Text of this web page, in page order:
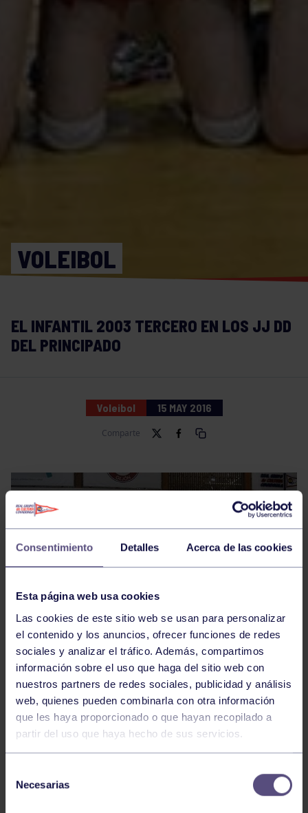
Consentimiento Detalles Acerca de las cookies
Esta página web usa cookies
Las cookies de este sitio web se usan para personalizar
el contenido y los anuncios, ofrecer funciones de redes
sociales y analizar el tráfico. Además, compartimos
información sobre el uso que haga del sitio web con
nuestros partners de redes sociales, publicidad y análisis
web, quienes pueden combinarla con otra información
que les haya proporcionado o que hayan recopilado a
partir del uso que haya hecho de sus servicios.
Necesarias
VOLEIBOL
EL INFANTIL 2003 TERCERO EN LOS JJ DD
DEL PRINCIPADO
Voleibol 15 MAY 2016
Comparte
José Aurelio Delgado Vallín,
consiguió este pasado fin de semana la medalla de